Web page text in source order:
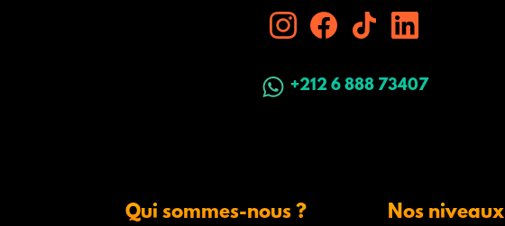
+212 6 888 73407
Qui sommes-nous ? Nos niveaux